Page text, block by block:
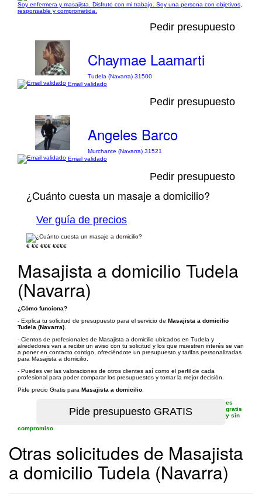
Soy enfermera y masajista. Disfruto con mi trabajo. Soy una persona con objetivos,
responsable y comprometida.
Pedir presupuesto
Chaymae Laamarti
Tudela (Navarra) 31500
Email validado
Pedir presupuesto
Angeles Barco
Murchante (Navarra) 31521
Email validado
Pedir presupuesto
¿Cuánto cuesta un masaje a domicilio?
Ver guía de precios
€ €€ €€€ €€€€
Masajista a domicilio Tudela
(Navarra)
¿Cómo funciona?
- Explica tu solicitud de presupuesto para el servicio de Masajista a domicilio
Tudela (Navarra)
- Cientos de profesionales de Masajista a domicilio ubicados en Tudela y
alrededores van a recibir un aviso con tu solicitud y los que muestren interés se van
a poner en contacto contigo, ofreciéndote un presupuesto y tarifas personalizadas
para Masajista a domicilio.
- Puedes ver las valoraciones de otros clientes así como el perfil de cada
profesional para poder comparar los presupuestos y tomar la mejor decisión.
Pide precio Gratis para Masajista a domicilio
es
gratis
y sin
compromiso
Otras solicitudes de Masajista
a domicilio Tudela (Navarra)